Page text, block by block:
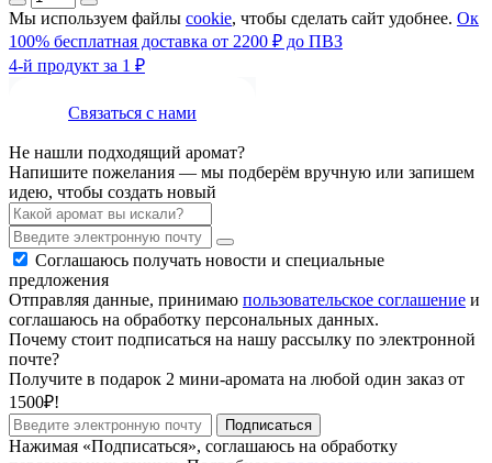
Мы используем файлы cookie, чтобы сделать сайт удобнее. Ок
100% бесплатная доставка от 2200 ₽ до ПВЗ
4-й продукт за 1 ₽
Связаться с нами
Не нашли подходящий аромат?
Напишите пожелания — мы подберём вручную или запишем
идею, чтобы создать новый
Соглашаюсь получать новости и специальные
предложения
Отправляя данные, принимаю пользовательское соглашение и
соглашаюсь на обработку персональных данных.
Почему стоит подписаться на нашу рассылку по электронной
почте?
Получите в подарок 2 мини-аромата на любой один заказ от
1500₽!
Подписаться
Нажимая «Подписаться», соглашаюсь на обработку